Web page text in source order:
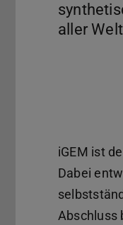
aller
iGEM ist
Dabei
Abschluss